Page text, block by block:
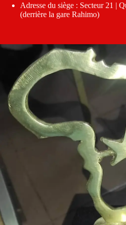
Adresse du siège : Secteur 21 |
(derrière la gare Rahimo)